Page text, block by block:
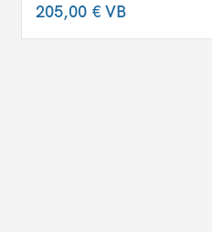
205,00 €VB